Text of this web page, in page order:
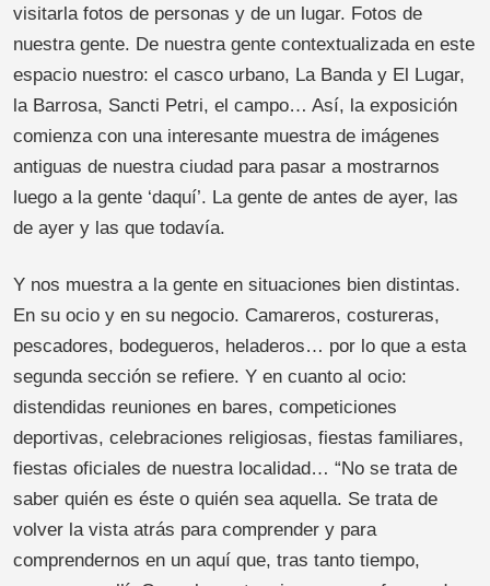
visitarla fotos de personas y de un lugar. Fotos de
nuestra gente. De nuestra gente contextualizada en este
espacio nuestro: el casco urbano, La Banda y El Lugar,
la Barrosa, Sancti Petri, el campo… Así, la exposición
comienza con una interesante muestra de imágenes
antiguas de nuestra ciudad para pasar a mostrarnos
luego a la gente ‘daquí’. La gente de antes de ayer, las
de ayer y las que todavía.
Y nos muestra a la gente en situaciones bien distintas.
En su ocio y en su negocio. Camareros, costureras,
pescadores, bodegueros, heladeros… por lo que a esta
segunda sección se refiere. Y en cuanto al ocio:
distendidas reuniones en bares, competiciones
deportivas, celebraciones religiosas, fiestas familiares,
fiestas oficiales de nuestra localidad… “No se trata de
saber quién es éste o quién sea aquella. Se trata de
volver la vista atrás para comprender y para
comprendernos en un aquí que, tras tanto tiempo,